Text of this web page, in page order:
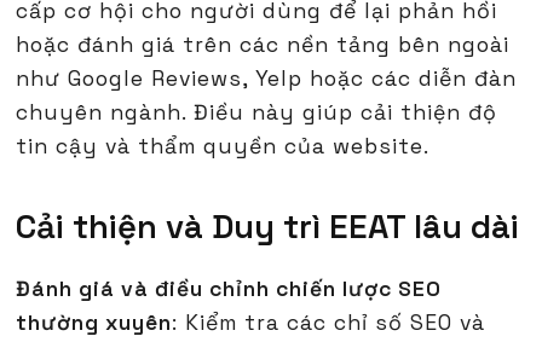
cấp cơ hội cho người dùng để lại phản hồi
hoặc đánh giá trên các nền tảng bên ngoài
như Google Reviews, Yelp hoặc các diễn đàn
chuyên ngành. Điều này giúp cải thiện độ
tin cậy và thẩm quyền của website.
Cải thiện và Duy trì EEAT lâu dài
Đánh giá và điều chỉnh chiến lược SEO
thường xuyên: Kiểm tra các chỉ số SEO và